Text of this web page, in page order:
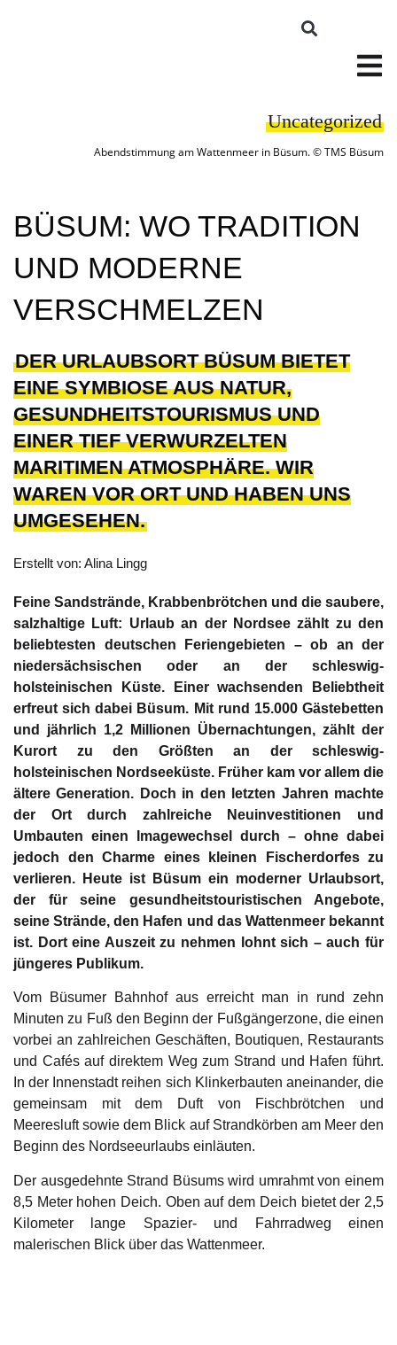
Uncategorized
Abendstimmung am Wattenmeer in Büsum. © TMS Büsum
BÜSUM: WO TRADITION
UND MODERNE
VERSCHMELZEN
DER URLAUBSORT BÜSUM BIETET
EINE SYMBIOSE AUS NATUR,
GESUNDHEITSTOURISMUS UND
EINER TIEF VERWURZELTEN
MARITIMEN ATMOSPHÄRE. WIR
WAREN VOR ORT UND HABEN UNS
UMGESEHEN.
Erstellt von: Alina Lingg
Feine Sandstrände, Krabbenbrötchen und die saubere,
salzhaltige Luft: Urlaub an der Nordsee zählt zu den
beliebtesten deutschen Feriengebieten – ob an der
niedersächsischen oder an der schleswig-
holsteinischen Küste. Einer wachsenden Beliebtheit
erfreut sich dabei Büsum. Mit rund 15.000 Gästebetten
und jährlich 1,2 Millionen Übernachtungen, zählt der
Kurort zu den Größten an der schleswig-
holsteinischen Nordseeküste. Früher kam vor allem die
ältere Generation. Doch in den letzten Jahren machte
der Ort durch zahlreiche Neuinvestitionen und
Umbauten einen Imagewechsel durch – ohne dabei
jedoch den Charme eines kleinen Fischerdorfes zu
verlieren. Heute ist Büsum ein moderner Urlaubsort,
der für seine gesundheitstouristischen Angebote,
seine Strände, den Hafen und das Wattenmeer bekannt
ist. Dort eine Auszeit zu nehmen lohnt sich – auch für
jüngeres Publikum.
Vom Büsumer Bahnhof aus erreicht man in rund zehn
Minuten zu Fuß den Beginn der Fußgängerzone, die einen
vorbei an zahlreichen Geschäften, Boutiquen, Restaurants
und Cafés auf direktem Weg zum Strand und Hafen führt.
In der Innenstadt reihen sich Klinkerbauten aneinander, die
gemeinsam mit dem Duft von Fischbrötchen und
Meeresluft sowie dem Blick auf Strandkörben am Meer den
Beginn des Nordseeurlaubs einläuten.
Der ausgedehnte Strand Büsums wird umrahmt von einem
8,5 Meter hohen Deich. Oben auf dem Deich bietet der 2,5
Kilometer lange Spazier- und Fahrradweg einen
malerischen Blick über das Wattenmeer.